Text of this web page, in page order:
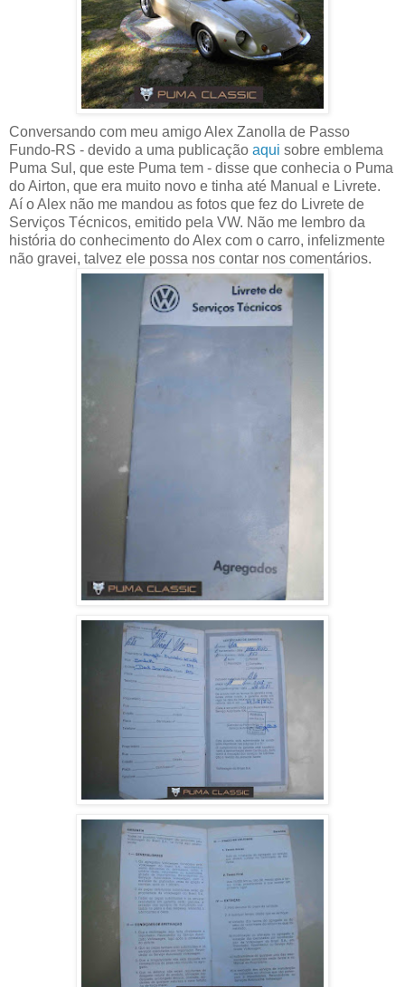
Conversando com meu amigo Alex Zanolla de Passo
Fundo-RS - devido a uma publicação aqui sobre emblema
Puma Sul, que este Puma tem - disse que conhecia o Puma
do Airton, que era muito novo e tinha até Manual e Livrete.
Aí o Alex não me mandou as fotos que fez do Livrete de
Serviços Técnicos, emitido pela VW. Não me lembro da
história do conhecimento do Alex com o carro, infelizmente
não gravei, talvez ele possa nos contar nos comentários.